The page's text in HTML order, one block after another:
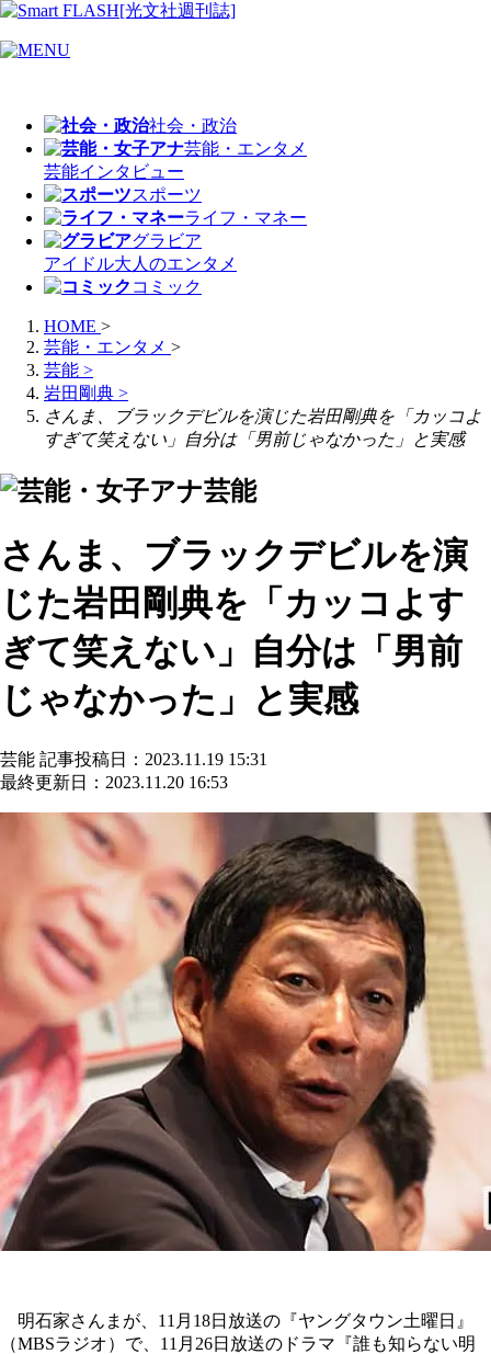
社会・政治
芸能・エンタメ
芸能インタビュー
スポーツ
ライフ・マネー
グラビア
アイドル大人のエンタメ
コミック
HOME >
芸能・エンタメ >
芸能 >
岩田剛典 >
さんま、ブラックデビルを演じた岩田剛典を「カッコよ
すぎて笑えない」自分は「男前じゃなかった」と実感
芸能
さんま、ブラックデビルを演
じた岩田剛典を「カッコよす
ぎて笑えない」自分は「男前
じゃなかった」と実感
芸能 記事投稿日：2023.11.19 15:31
最終更新日：2023.11.20 16:53
明石家さんまが、11月18日放送の『ヤングタウン土曜日』
（MBSラジオ）で、11月26日放送のドラマ『誰も知らない明